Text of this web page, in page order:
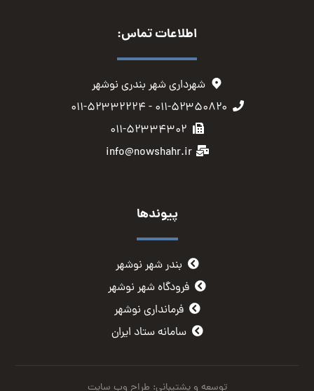
اطلاعات تماس:
شهرداری شهر بندری نوشهر
۰۱۱-۵۲۳۵۰۸۲۰ - ۰۱۱-۵۲۳۳۲۲۲۴
۰۱۱-۵۲۳۳۴۳۰۲
info@nowshahr.ir
پیوندها
بندر شهر نوشهر
فرودگاه شهر نوشهر
فرمانداری نوشهر
سامانه ستاد ایران
توسعه و پشتیبانی: طراح وب سایت